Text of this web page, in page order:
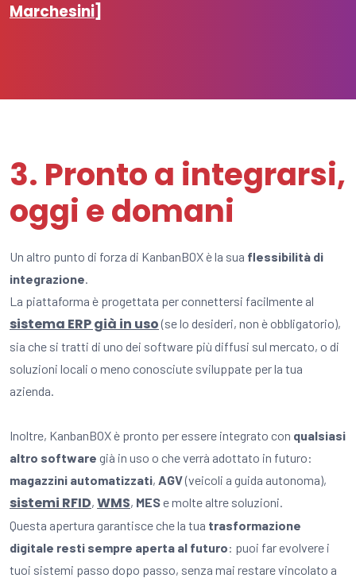
Marchesini]
3. Pronto a integrarsi,
oggi e domani
Un altro punto di forza di KanbanBOX è la sua flessibilità di
integrazione.
La piattaforma è progettata per connettersi facilmente al
sistema ERP già in uso(se lo desideri, non è obbligatorio),
sia che si tratti di uno dei software più diffusi sul mercato, o di
soluzioni locali o meno conosciute sviluppate per la tua
azienda.
Inoltre, KanbanBOX è pronto per essere integrato con qualsiasi
altro software già in uso o che verrà adottato in futuro:
magazzini automatizzati, AGV(veicoli a guida autonoma),
sistemi RFID, WMS, MESe molte altre soluzioni.
Questa apertura garantisce che la tua trasformazione
digitale resti sempre aperta al futuro: puoi far evolvere i
tuoi sistemi passo dopo passo, senza mai restare vincolato a